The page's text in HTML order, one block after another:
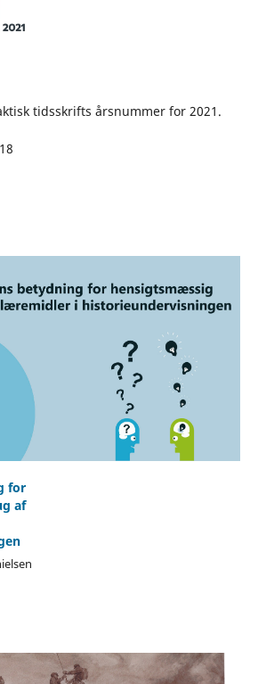
tidsskrifts årsnummer for 2021.
for
af